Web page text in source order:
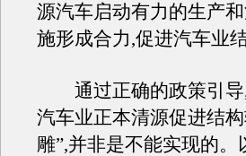
源汽车启动有力的生产
施形成合力,促进汽车业
通过正确的政策引导,
汽车业正本清源促进结
雕”,并非是不能实现的